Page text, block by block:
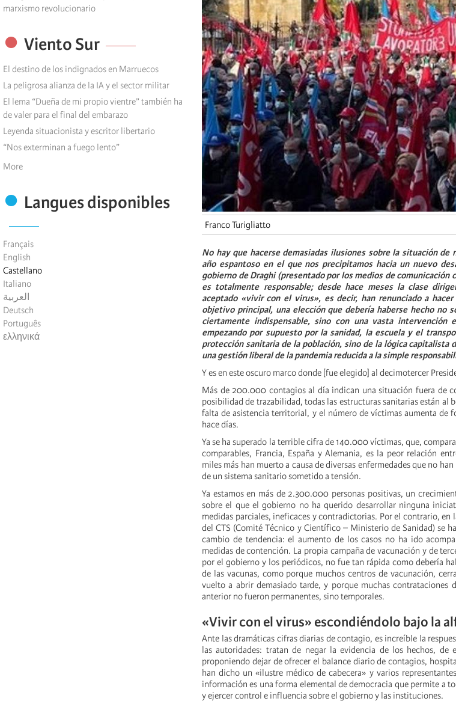
marxismo revolucionario
Viento Sur
El destino de los indignados en Marruecos
La peligrosa alianza de la IA y el sector militar
El lema “Dueña de mi propio vientre” también ha
de valer para el final del embarazo
Leyenda situacionista y escritor libertario
“Nos exterminan a fuego lento”
More
Langues disponibles
Français
English
Castellano
Italiano
العربية
Deutsch
Português
ελληνικά
Franco Turigliatto
No hay que hacerse demasiadas ilusiones sobre la situación de
año espantoso en el que nos precipitamos hacia un nuevo
gobierno de Draghi (presentado por los medios de comunicación
es totalmente responsable; desde hace meses la clase
aceptado «vivir con el virus», es decir, han renunciado a
objetivo principal, una elección que debería haberse hecho no
ciertamente indispensable, sino con una vasta intervención
empezando por supuesto por la sanidad, la escuela y el
protección sanitaria de la población, sino de la lógica capitalista
una gestión liberal de la pandemia reducida a la simple
Y es en este oscuro marco donde [fue elegido] al decimotercer
Más de 200.000 contagios al día indican una situación fuera de
posibilidad de trazabilidad, todas las estructuras sanitarias están al
falta de asistencia territorial, y el número de víctimas aumenta de
hace días.
Ya se ha superado la terrible cifra de 140.000 víctimas, que,
comparables, Francia, España y Alemania, es la peor relación
miles más han muerto a causa de diversas enfermedades que no
de un sistema sanitario sometido a tensión.
Ya estamos en más de 2.300.000 personas positivas, un
sobre el que el gobierno no ha querido desarrollar ninguna
medidas parciales, ineficaces y contradictorias. Por el contrario, en
del CTS (Comité Técnico y Científico – Ministerio de Sanidad) se
cambio de tendencia: el aumento de los casos no ha ido
medidas de contención. La propia campaña de vacunación y de
por el gobierno y los periódicos, no fue tan rápida como debería
de las vacunas, como porque muchos centros de vacunación,
vuelto a abrir demasiado tarde, y porque muchas contrataciones
anterior no fueron permanentes, sino temporales.
«Vivir con el virus» escondiéndolo bajo la
Ante las dramáticas cifras diarias de contagio, es increíble la
las autoridades: tratan de negar la evidencia de los hechos, de
proponiendo dejar de ofrecer el balance diario de contagios,
han dicho un «ilustre médico de cabecera» y varios
información es una forma elemental de democracia que permite a
y ejercer control e influencia sobre el gobierno y las instituciones.